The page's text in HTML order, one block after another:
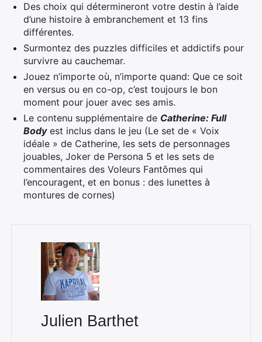
Des choix qui détermineront votre destin à l’aide
d’une histoire à embranchement et 13 fins
différentes.
Surmontez des puzzles difficiles et addictifs pour
survivre au cauchemar.
Jouez n’importe où, n’importe quand: Que ce soit
en versus ou en co-op, c’est toujours le bon
moment pour jouer avec ses amis.
Le contenu supplémentaire de Catherine: Full
Bodyest inclus dans le jeu (Le set de « Voix
idéale » de Catherine, les sets de personnages
jouables, Joker de Persona 5 et les sets de
commentaires des Voleurs Fantômes qui
l’encouragent, et en bonus : des lunettes à
montures de cornes)
Julien Barthet